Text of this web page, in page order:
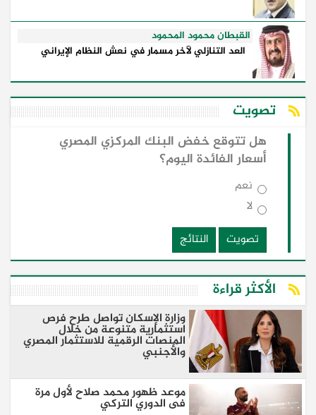
القبطان محمود المحمود
العد التنازلي لآخر مسمار في نعش النظام الإيراني
تصويت
هل تتوقع خفض البنك المركزي المصري
أسعار الفائدة اليوم؟
نعم
لا
تصويت
النتائج
الأكثر قراءة
وزارة الإسكان تواصل طرح فرص
استثمارية متنوعة من خلال
المنصات الرقمية للاستثمار المصري
والأجنبي
موعد ظهور محمد صلاح لأول مرة
فى الدوري التركي